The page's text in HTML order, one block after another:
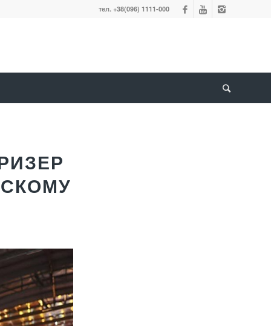
тел. +38(096) 1111-000